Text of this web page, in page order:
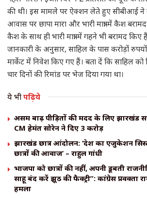
की थी। इस मामले पर ऐक्शन लेते हुए सीबीआई ने
आवास पर छापा मारा और भारी मात्रा में कैश
कैश के साथ ही भारी मात्रा में गहने भी बरामद
जानकारी के अनुसार, साहिल के पास करोड़ों
मार्केट में निवेश किए गए हैं। बता दें कि साहिल को
चार दिनों की रिमांड पर भेज दिया गया था।
ये भीपढ़िये
असम बाढ़ पीड़ितों की मदद के लिए झारखंड
CM हेमंत सोरेन ने दिए ₹3 करोड़
झारखंड छात्र आंदोलन: ‘देश का एजुकेशन
छात्रों की आवाज’ – राहुल गांधी
भाजपा को छात्रों की नहीं, अपनी डूबती
साहू बंद करें झूठ की फैक्ट्री”: कांग्रेस प्रवक्ता
हमला